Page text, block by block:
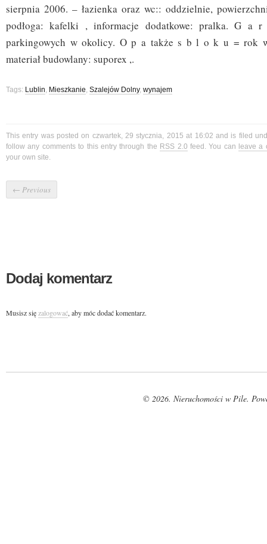
sierpnia 2006. – łazienka oraz wc:: oddzielnie,
podłoga: kafelki , informacje dodatkowe: pralka. G a
parkingowych w okolicy. O p a także s b l o k u = rok
materiał budowlany: suporex ,.
Tags: Lublin, Mieszkanie, Szalejów Dolny, wynajem
This entry was posted on czwartek, 29 stycznia, 2015 at 16:02 and is filed
follow any comments to this entry through the RSS 2.0 feed. You can leave a
your own site.
← Previous
Dodaj komentarz
Musisz sięzalogować, aby móc dodać komentarz.
© 2026. Nieruchomości w Pile.